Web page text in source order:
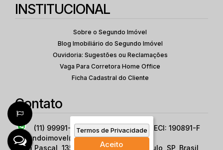
Termos de Privacidade
Aceito
INSTITUCIONAL
Sobre o Segundo Imóvel
Blog Imobiliário do Segundo Imóvel
Ouvidoria: Sugestões ou Reclamações
Vaga Para Corretora Home Office
Ficha Cadastral do Cliente
Contato
(11) 99991-1163CRECI: 33377-J CRECI: 190891-F
segundoimovel@gmail.com
Rua Pascal 1353 Campo Belo São Paulo SP Brasil